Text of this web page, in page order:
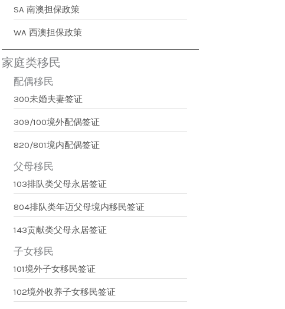
SA 南澳担保政策
WA 西澳担保政策
家庭类移民
配偶移民
300未婚夫妻签证
309/100境外配偶签证
820/801境内配偶签证
父母移民
103排队类父母永居签证
804排队类年迈父母境内移民签证
143贡献类父母永居签证
子女移民
101境外子女移民签证
102境外收养子女移民签证